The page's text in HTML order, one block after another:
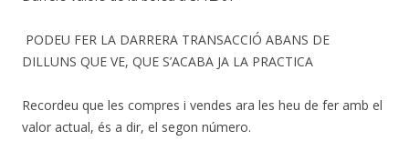
PODEU FER LA DARRERA TRANSACCIÓ ABANS DE
DILLUNS QUE VE, QUE S’ACABA JA LA PRACTICA
Recordeu que les compres i vendes ara les heu de fer amb el
valor actual, és a dir, el segon número.